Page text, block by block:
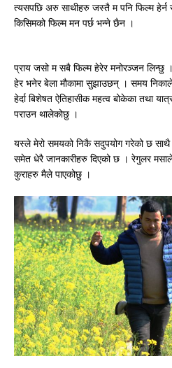
त्यसपछि अरु साथीहरु जस्तै म पनि फिल्म
किसिमको फिल्म मन पर्छ भन्ने छैन ।
प्राय जसो म सबै फिल्म हेरेर मनोरञ्जन लिन्छु
हेर भनेर बेला मौकामा सुझाउछन् । समय
हेर्दा बिशेषत ऐतिहासीक महत्व बोकेका तथा
पराउन थालेकोछु ।
यस्ले मेरो समयको निकै सदुपयोग गरेको छ साथै
समेत धेरै जानकारीहरु दिएको छ । रेगुलर
कुराहरु मैले पाएकोछु ।